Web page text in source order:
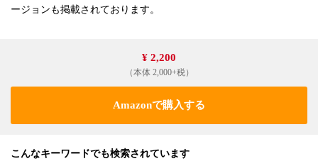
ージョンも掲載されております。
¥ 2,200
（本体 2,000+税）
Amazonで購入する
こんなキーワードでも検索されています